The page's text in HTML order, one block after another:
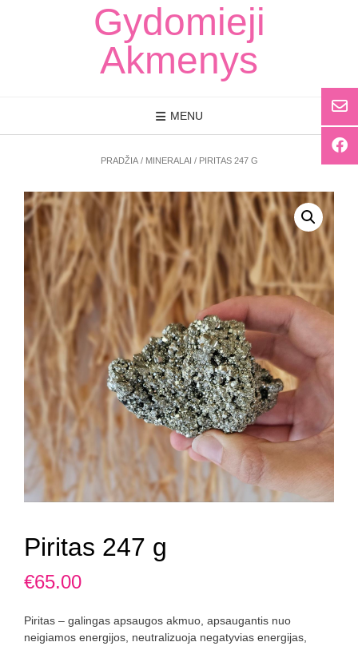
Gydomieji
Akmenys
MENU
PRADŽIA/ MINERALAI / PIRITAS 247 G
Piritas 247 g
€65.00
Piritas – galingas apsaugos akmuo, apsaugantis nuo
neigiamos energijos, neutralizuoja negatyvias energijas,